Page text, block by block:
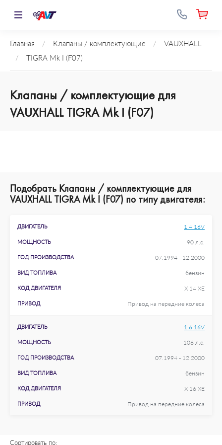
Главная / Клапаны / комплектующие /
VAUXHALL
/
TIGRA Mk I (F07)
Клапаны / комплектующие для
VAUXHALL TIGRA Mk I (F07)
Подобрать Клапаны / комплектующие для
VAUXHALL TIGRA Mk I (F07) по типу двигателя:
ДВИГАТЕЛЬ 1.4 16V
МОЩНОСТЬ 90 л.с.
ГОД ПРОИЗВОДСТВА 07.1994 - 12.2000
ВИД ТОПЛИВА бензин
КОД ДВИГАТЕЛЯ X 14 XE
ПРИВОД Привод на передние колеса
ДВИГАТЕЛЬ 1.6 16V
МОЩНОСТЬ 106 л.с.
ГОД ПРОИЗВОДСТВА 07.1994 - 12.2000
ВИД ТОПЛИВА бензин
КОД ДВИГАТЕЛЯ X 16 XE
ПРИВОД Привод на передние колеса
Сортировать по: